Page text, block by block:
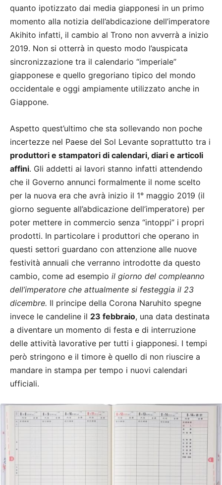
quanto ipotizzato dai media giapponesi in un primo
momento alla notizia dell’abdicazione dell’imperatore
Akihito infatti, il cambio al Trono non avverrà a inizio
2019. Non si otterrà in questo modo l’auspicata
sincronizzazione tra il calendario “imperiale”
giapponese e quello gregoriano tipico del mondo
occidentale e oggi ampiamente utilizzato anche in
Giappone.
Aspetto quest’ultimo che sta sollevando non poche
incertezze nel Paese del Sol Levante soprattutto tra i
produttori e stampatori di calendari, diari e articoli
affini. Gli addetti ai lavori stanno infatti attendendo
che il Governo annunci formalmente il nome scelto
per la nuova era che avrà inizio il 1° maggio 2019 (il
giorno seguente all’abdicazione dell’imperatore) per
poter mettere in commercio senza “intoppi” i propri
prodotti. In particolare i produttori che operano in
questi settori guardano con attenzione alle nuove
festività annuali che verranno introdotte da questo
cambio, come ad esempio il giorno del compleanno
dell’imperatore che attualmente si festeggia il 23
dicembre. Il principe della Corona Naruhito spegne
invece le candeline il 23 febbraio, una data destinata
a diventare un momento di festa e di interruzione
delle attività lavorative per tutti i giapponesi. I tempi
però stringono e il timore è quello di non riuscire a
mandare in stampa per tempo i nuovi calendari
ufficiali.